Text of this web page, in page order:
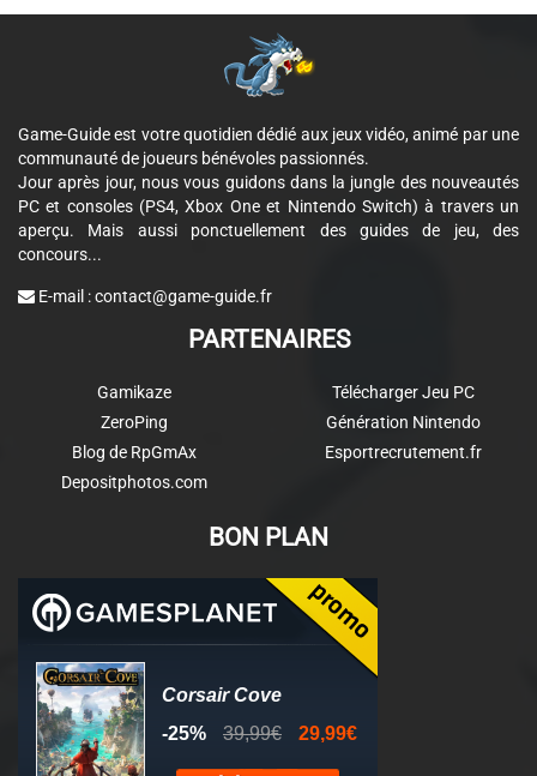
Game-Guide est votre quotidien dédié aux jeux vidéo, animé par une
communauté de joueurs bénévoles passionnés.
Jour après jour, nous vous guidons dans la jungle des nouveautés
PC et consoles (PS4, Xbox One et Nintendo Switch) à travers un
aperçu. Mais aussi ponctuellement des guides de jeu, des
concours...
E-mail :contact@game-guide.fr
PARTENAIRES
Gamikaze
ZeroPing
Blog de RpGmAx
Depositphotos.com
Télécharger Jeu PC
Génération Nintendo
Esportrecrutement.fr
BON PLAN